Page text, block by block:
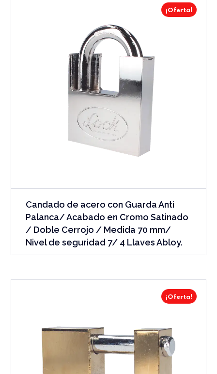
¡Oferta!
Candado de acero con Guarda Anti
Palanca/ Acabado en Cromo Satinado
/ Doble Cerrojo / Medida 70 mm/
Nivel de seguridad 7/ 4 Llaves Abloy.
¡Oferta!